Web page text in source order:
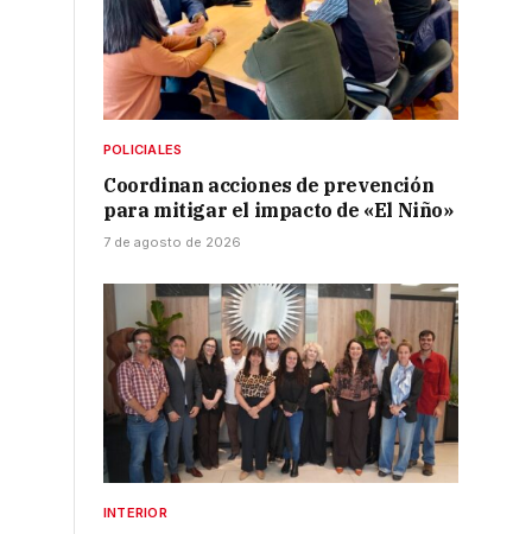
POLICIALES
Coordinan acciones de prevención
para mitigar el impacto de «El Niño»
7 de agosto de 2026
INTERIOR